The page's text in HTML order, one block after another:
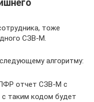
тоже
СЗВ-М.
алгоритму:
отчет СЗВ-М с
с таким кодом будет